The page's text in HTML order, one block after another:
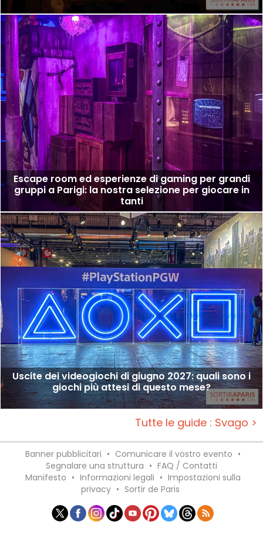
Escape room ed esperienze di gaming per grandi
gruppi a Parigi: la nostra selezione per giocare in
tanti
Uscite dei videogiochi di giugno 2027: quali sono i
giochi più attesi di questo mese?
Tutte le guide : Svago >
Banner pubblicitari • Comunicare il vostro evento •
Segnalare una struttura • FAQ / Contatti
Manifesto • Informazioni legali • Impostazioni sulla
privacy • Sortir de Paris